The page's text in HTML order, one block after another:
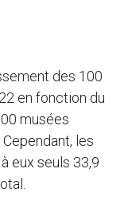
des 100
en fonction du
musées
les
eux seuls 33,9